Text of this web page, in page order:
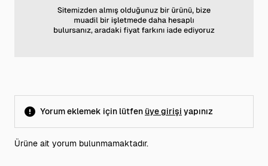
Yorum eklemek için lütfen üye girişi yapınız
Ürüne ait yorum bulunmamaktadır.